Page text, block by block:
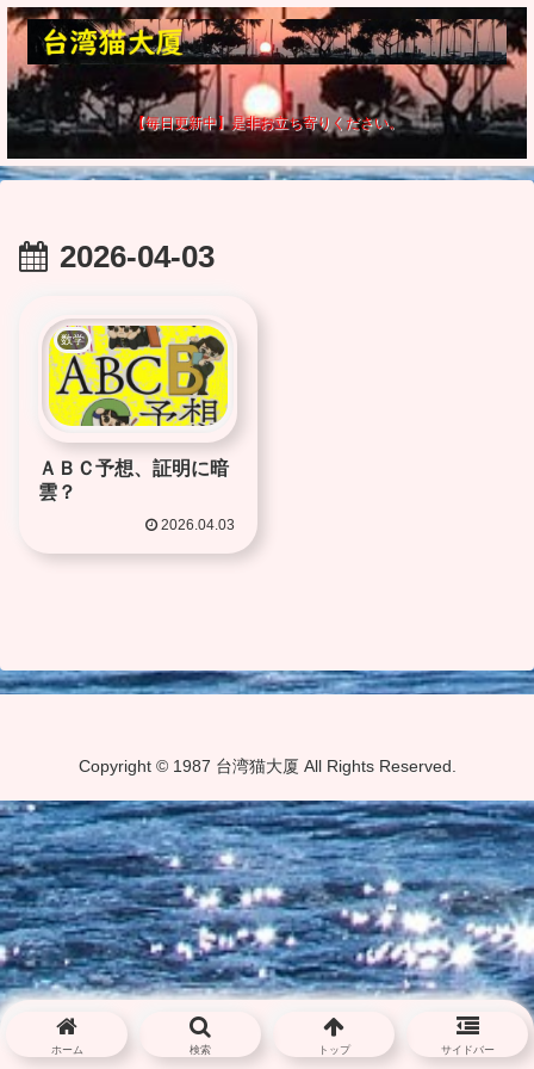
【毎日更新中】是非お立ち寄りください。
2026-04-03
数学
ＡＢＣ予想、証明に暗
雲？
2026.04.03
Copyright © 1987 台湾猫大厦 All Rights Reserved.
ホーム 検索 トップ サイドバー